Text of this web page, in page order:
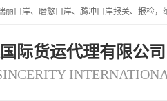
际货运代理有限公司